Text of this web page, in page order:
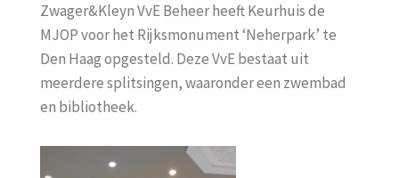
Zwager&Kleyn VvE Beheer heeft Keurhuis de
MJOP voor het Rijksmonument ‘Neherpark’ te
Den Haag opgesteld. Deze VvE bestaat uit
meerdere splitsingen, waaronder een zwembad
en bibliotheek.